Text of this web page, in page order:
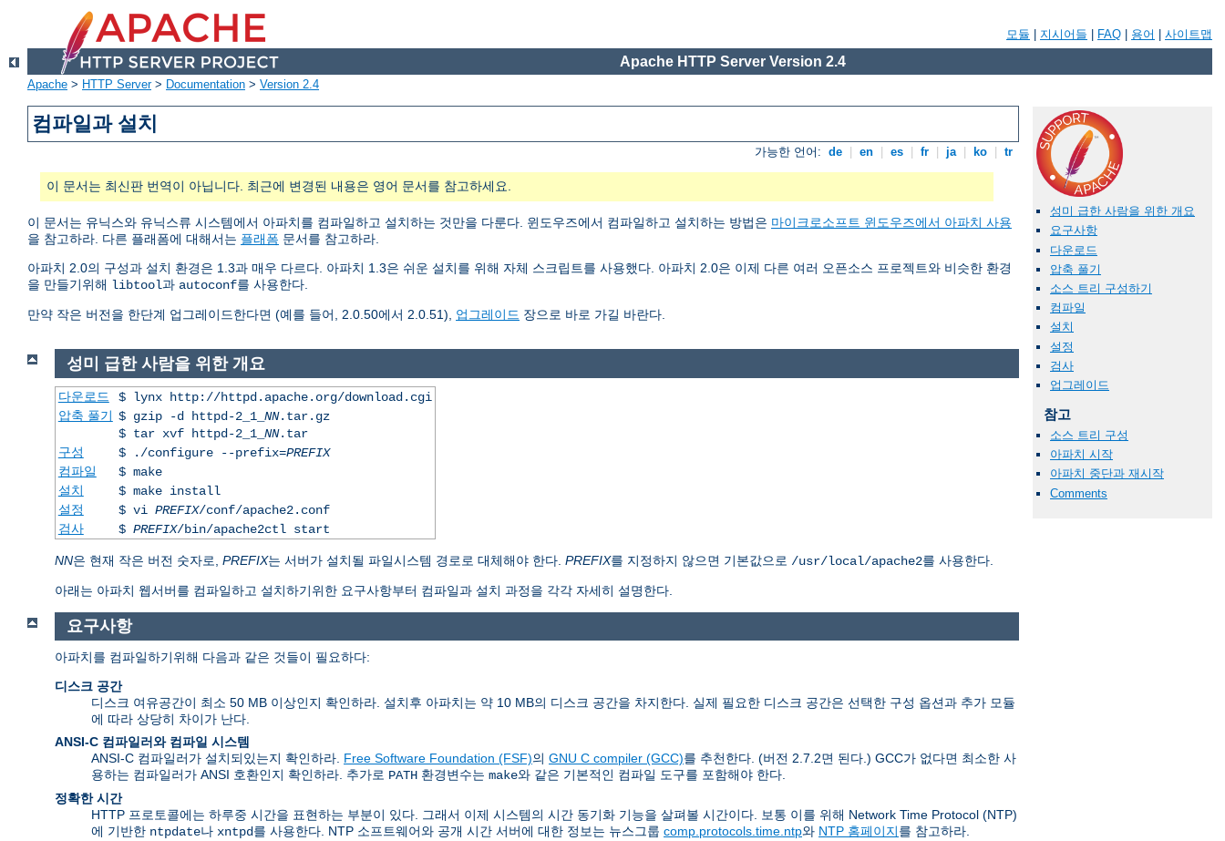
모듈 지시어들 FAQ 용어 사이트맵
Apache HTTP Server Version 2.4
Apache > HTTP Server> Documentation > Version 2.4
컴파일과 설치
가능한 언어: de en es fr ja ko tr
이 문서는 최신판 번역이 아닙니다. 최근에 변경된 내용은 영어 문서를 참고하세요.
이 문서는 유닉스와 유닉스류 시스템에서 아파치를 컴파일하고 설치하는 것만을 다룬다. 윈도우즈에서 컴파일하고 설치하는 방법은 마이크로소프트 윈도우즈에서 아파치 사용
을 참고하라. 다른 플래폼에 대해서는 플래폼 문서를 참고하라.
아파치 2.0의 구성과 설치 환경은 1.3과 매우 다르다. 아파치 1.3은 쉬운 설치를 위해 자체 스크립트를 사용했다. 아파치 2.0은 이제 다른 여러 오픈소스 프로젝트와 비슷한 환경
을 만들기위해 libtool과 autoconf를 사용한다.
만약 작은 버전을 한단계 업그레이드한다면 (예를 들어, 2.0.50에서 2.0.51), 업그레이드 장으로 바로 가길 바란다.
성미 급한 사람을 위한 개요
요구사항
다운로드
압축 풀기
소스 트리 구성하기
컴파일
설치
설정
검사
업그레이드
참고
소스 트리 구성
아파치 시작
아파치 중단과 재시작
Comments
성미 급한 사람을 위한 개요
다운로드
$ lynx http://httpd.apache.org/download.cgi
압축 풀기 $ gzip -d httpd-2_1_ NN.tar.gz
$ tar xvf httpd-2_1_ NN.tar
구성
$ ./configure --prefix=PREFIX
컴파일
$ make
설치
$ make install
설정
$ vi PREFIX/conf/apache2.conf
검사
$ PREFIX/bin/apache2ctl start
NN은 현재 작은 버전 숫자로, PREFIX는 서버가 설치될 파일시스템 경로로 대체해야 한다. PREFIX를 지정하지 않으면 기본값으로 /usr/local/apache2를 사용한다.
아래는 아파치 웹서버를 컴파일하고 설치하기위한 요구사항부터 컴파일과 설치 과정을 각각 자세히 설명한다.
요구사항
아파치를 컴파일하기위해 다음과 같은 것들이 필요하다:
디스크 공간
디스크 여유공간이 최소 50 MB 이상인지 확인하라. 설치후 아파치는 약 10 MB의 디스크 공간을 차지한다. 실제 필요한 디스크 공간은 선택한 구성 옵션과 추가 모듈
에 따라 상당히 차이가 난다.
ANSI-C 컴파일러와 컴파일 시스템
ANSI-C 컴파일러가 설치되있는지 확인하라. Free Software Foundation (FSF)의 GNU C compiler (GCC)를 추천한다. (버전 2.7.2면 된다.) GCC가 없다면 최소한 사
용하는 컴파일러가 ANSI 호환인지 확인하라. 추가로 PATH 환경변수는 make와 같은 기본적인 컴파일 도구를 포함해야 한다.
정확한 시간
HTTP 프로토콜에는 하루중 시간을 표현하는 부분이 있다. 그래서 이제 시스템의 시간 동기화 기능을 살펴볼 시간이다. 보통 이를 위해 Network Time Protocol (NTP)
에 기반한 ntpdate나 xntpd를 사용한다. NTP 소프트웨어와 공개 시간 서버에 대한 정보는 뉴스그룹 comp.protocols.time.ntp와 NTP 홈페이지를 참고하라.